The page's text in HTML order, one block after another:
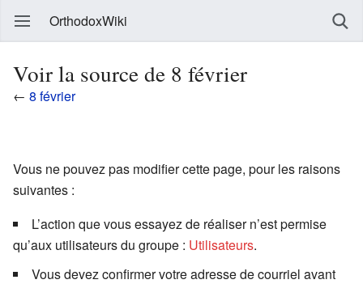
OrthodoxWiki
Voir la source de 8 février
← 8 février
Vous ne pouvez pas modifier cette page, pour les raisons
suivantes :
L’action que vous essayez de réaliser n’est permise
qu’aux utilisateurs du groupe : Utilisateurs.
Vous devez confirmer votre adresse de courriel avant